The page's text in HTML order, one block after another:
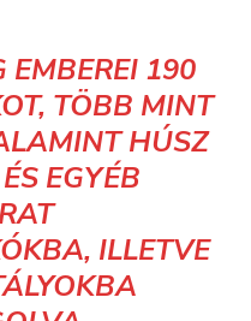
190
TÖBB MINT
HÚSZ
EGYÉB
ILLETVE